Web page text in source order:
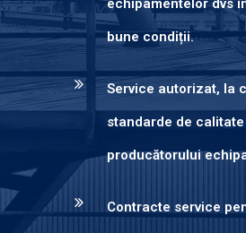
echipamentelor dvs
bune condiții.
Service autorizat, la
standarde de
producătorului
Contracte service